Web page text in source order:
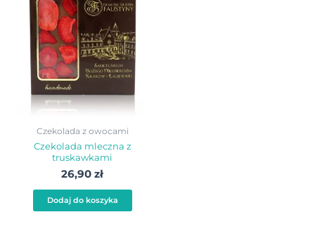
Czekolada z owocami
Czekolada mleczna z
truskawkami
26,90 zł
Dodaj do koszyka